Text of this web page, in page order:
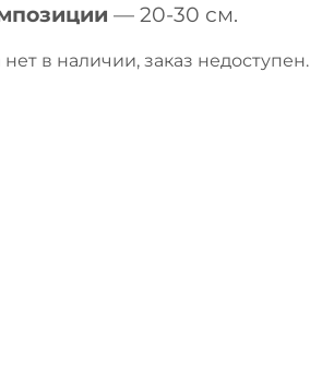
— 20-30 см.
нет в наличии, заказ недоступен.